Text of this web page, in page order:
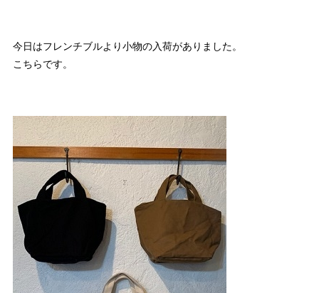
今日はフレンチブルより小物の入荷がありました。
こちらです。